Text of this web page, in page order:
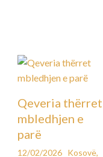
Qeveria thërret
mbledhjen e
parë
12/02/2026 Kosovë,